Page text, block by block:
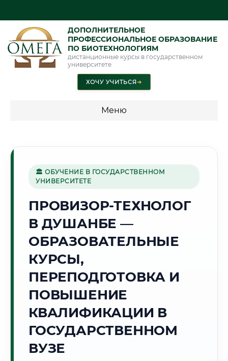
ДОПОЛНИТЕЛЬНОЕ
ПРОФЕССИОНАЛЬНОЕ ОБРАЗОВАНИЕ
ПО БИОТЕХНОЛОГИЯМ
дистанционные курсы в государственном
университете
ХОЧУ УЧИТЬСЯ➜
Меню
🏔️
Г. ДУШАНБЕ
23:28:53
2026 г.
Погода в г. Душанбе:☀️
🌅 Восход:05:31 🌇 Закат:
📍 Региональная справка
🏛 ОБУЧЕНИЕ В ГОСУДАРСТВЕННОМ
УНИВЕРСИТЕТЕ
ПРОВИЗОР-ТЕХНОЛОГ
В ДУШАНБЕ —
ОБРАЗОВАТЕЛЬНЫЕ
КУРСЫ,
ПЕРЕПОДГОТОВКА И
ПОВЫШЕНИЕ
КВАЛИФИКАЦИИ В
ГОСУДАРСТВЕННОМ
ВУЗЕ